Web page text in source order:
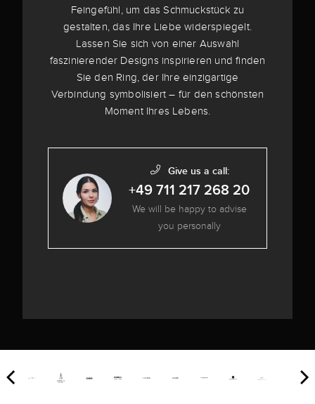
Feingefühl, um das Schmuckstück zu
gestalten, das Ihre Liebe widerspiegelt.
Lassen Sie sich von einer Auswahl
faszinierender Designs inspirieren und finden
Sie den Ring, der Ihre einzigartige
Verbindung symbolisiert – für den schönsten
Moment Ihres Lebens.
Give us a call:
+49 711 217 268 20
We will be happy to advise
you personally